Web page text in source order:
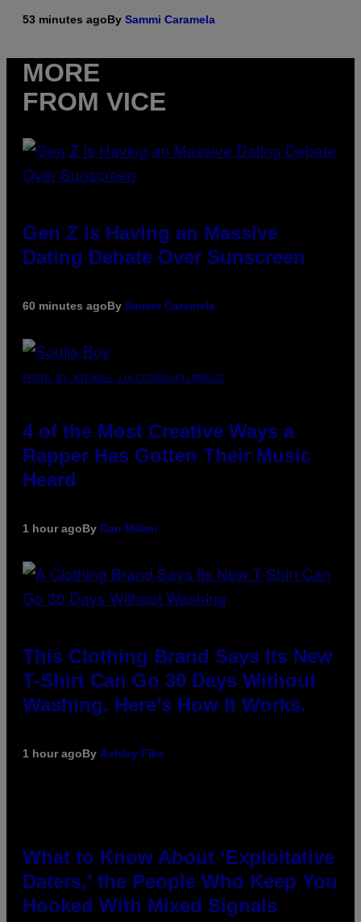
53 minutes agoBy Sammi Caramela
MORE
FROM VICE
Gen Z Is Having an Massive
Dating Debate Over Sunscreen
60 minutes agoBy Sammi Caramela
PHOTO BY MICHAEL LOCCISANO/FILMMAGIC
4 of the Most Creative Ways a
Rapper Has Gotten Their Music
Heard
1 hour agoBy Dan Milam
This Clothing Brand Says Its New
T-Shirt Can Go 30 Days Without
Washing. Here’s How It Works.
1 hour agoBy Ashley Fike
What to Know About ‘Exploitative
Daters,’ the People Who Keep You
Hooked With Mixed Signals